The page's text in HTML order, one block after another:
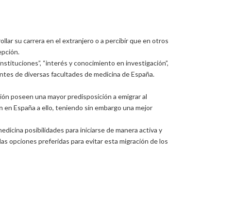
su carrera en el extranjero o a percibir que en otros
“interés y conocimiento en investigación”,
de diversas facultades de medicina de España.
poseen una mayor predisposición a emigrar al
España a ello, teniendo sin embargo una mejor
posibilidades para iniciarse de manera activa y
opciones preferidas para evitar esta migración de los